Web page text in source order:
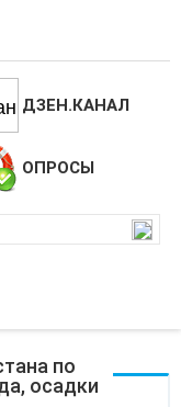
ДЗЕН.КАНАЛ
ОПРОСЫ
по
осадки